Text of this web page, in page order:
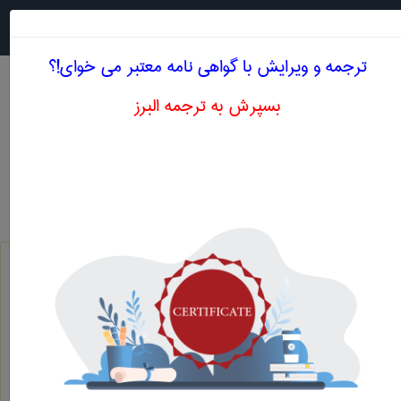
معادل انگلیسی سخت گردانی سطحی
مهندسی عمران
سخت گردانی سطحی
ترجمه و ویرایش با گواهی نامه معتبر می خوای!؟
بسپرش به ترجمه البرز